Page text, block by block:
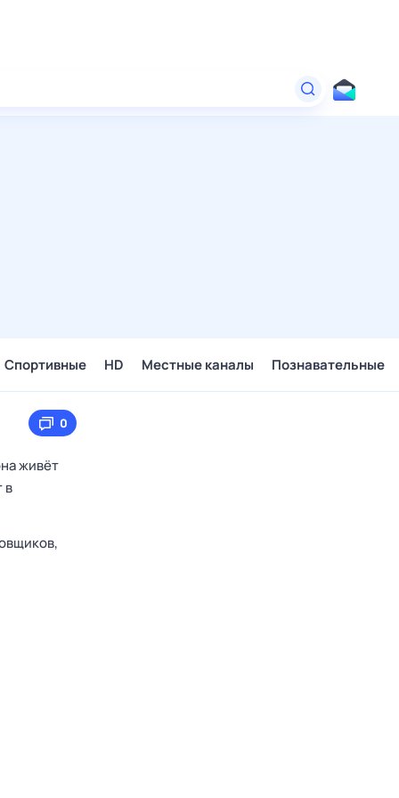
Спортивные HD Местные каналы Познавательные
0
живёт
в